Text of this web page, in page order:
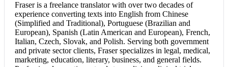
Fraser is a freelance translator with over two decades of
experience converting texts into English from Chinese
(Simplified and Traditional), Portuguese (Brazilian and
European), Spanish (Latin American and European), French,
Italian, Czech, Slovak, and Polish. Serving both government
and private sector clients, Fraser specializes in legal, medical,
marketing, education, literary, business, and general fields.